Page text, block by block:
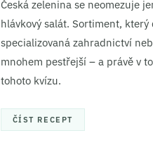
Česká zelenina se neomezuje
hlávkový salát. Sortiment, který
specializovaná zahradnictví
mnohem pestřejší – a právě v
tohoto kvízu.
ČÍST RECEPT